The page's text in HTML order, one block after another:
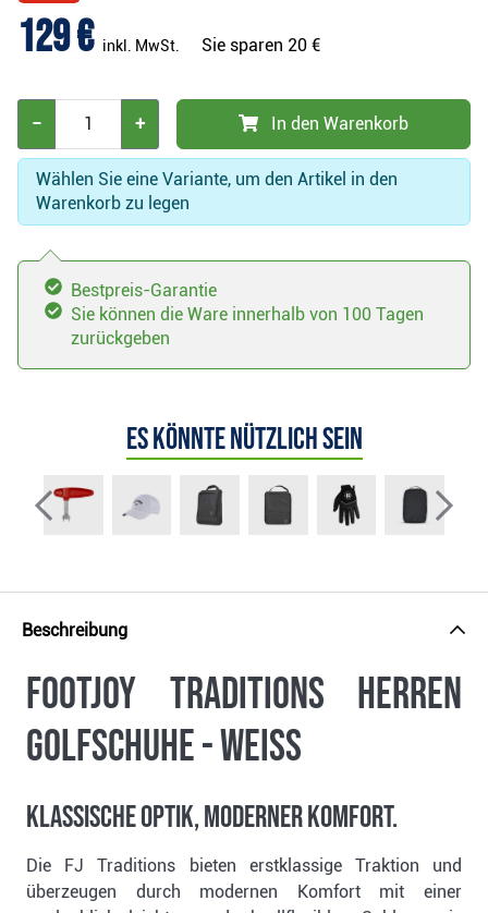
129 € inkl. MwSt. Sie sparen 20 €
− + In den Warenkorb
Wählen Sie eine Variante, um den Artikel in den
Warenkorb zu legen
Bestpreis-Garantie
Sie können die Ware innerhalb von 100 Tagen
zurückgeben
Es könnte nützlich sein
Beschreibung
FootJoy Traditions Herren
Golfschuhe - weiss
Klassische Optik, moderner Komfort.
Die FJ Traditions bieten erstklassige Traktion und
überzeugen durch modernen Komfort mit einer